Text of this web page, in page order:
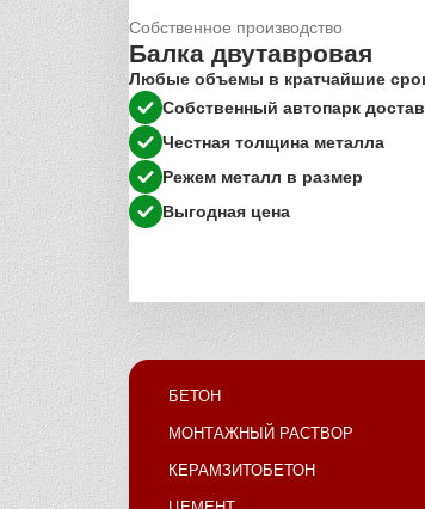
Собственное производство
Балка двутавровая
Любые объемы в кратчайшие
Собственный автопарк
Честная толщина металла
Режем металл в размер
Выгодная цена
БЕТОН
МОНТАЖНЫЙ РАСТВОР
КЕРАМЗИТОБЕТОН